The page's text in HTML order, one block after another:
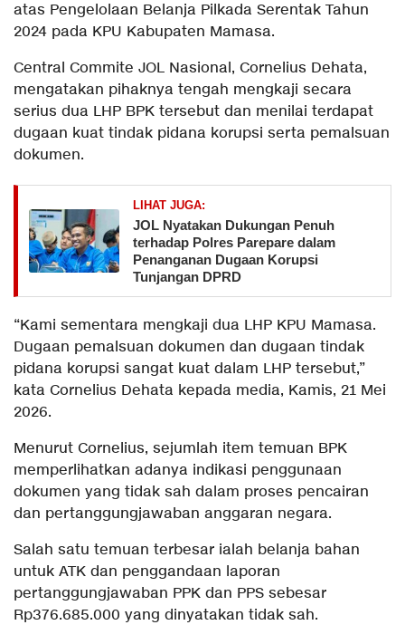
atas Pengelolaan Belanja Pilkada Serentak Tahun
2024 pada KPU Kabupaten Mamasa.
Central Commite JOL Nasional, Cornelius Dehata,
mengatakan pihaknya tengah mengkaji secara
serius dua LHP BPK tersebut dan menilai terdapat
dugaan kuat tindak pidana korupsi serta pemalsuan
dokumen.
LIHAT JUGA:
JOL Nyatakan Dukungan Penuh
terhadap Polres Parepare dalam
Penanganan Dugaan Korupsi
Tunjangan DPRD
“Kami sementara mengkaji dua LHP KPU Mamasa.
Dugaan pemalsuan dokumen dan dugaan tindak
pidana korupsi sangat kuat dalam LHP tersebut,”
kata Cornelius Dehata kepada media, Kamis, 21 Mei
2026.
Menurut Cornelius, sejumlah item temuan BPK
memperlihatkan adanya indikasi penggunaan
dokumen yang tidak sah dalam proses pencairan
dan pertanggungjawaban anggaran negara.
Salah satu temuan terbesar ialah belanja bahan
untuk ATK dan penggandaan laporan
pertanggungjawaban PPK dan PPS sebesar
Rp376.685.000 yang dinyatakan tidak sah.